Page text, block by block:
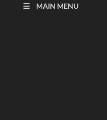
MAIN MENU